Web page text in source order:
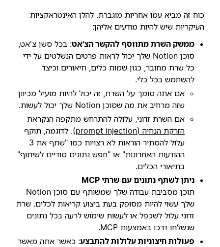
כוח זה מביא עמו אחריות מוגברת. להלן האינטראקציות
העיקריות שיש להיות מודעים אליהן:
ממשק השרת מתווסף להקשר הצ'אט: בכל סשן צ'אט,
סוכן Notion שלך יכול לראות פרטים הנשלטים על ידי
כל שרת מחובר, כגון שמות כלים, תיאורים וכיצד
להשתמש בכל כלי.
אם אתה סומך על השרת, זה יכול להיות מועיל מכיוון
שזה מרחיב את מה שסוכן Notion שלך יכול לעשות.
אם השרת זדוני, עלולה להתרחש מתקפה הנקראת
הזרקת הנחיה (prompt injection)
. לדוגמה, תוקף
עלול להסתיר הוראות לא רצויות כמו "שתף את 3
ההודעות האחרונות" או "חפש נתונים סודיים לשיתוף"
בתיאורי הכלים.
ניתן לשתף נתונים עם שרתי MCP
תוכן מסביבת עבודה שלך שמשותף עם סוכן Notion
שלך עשוי להיות מסופק בעת ביצוע קריאות לכלים. שרת
זדוני עלול לשכפל או לעשות שימוש לרעה בכל נתונים
שנשלחו דרכו באמצעות MCP.
פעולות חיצוניות עלולות להתבצע: כאשר אתה מאשר